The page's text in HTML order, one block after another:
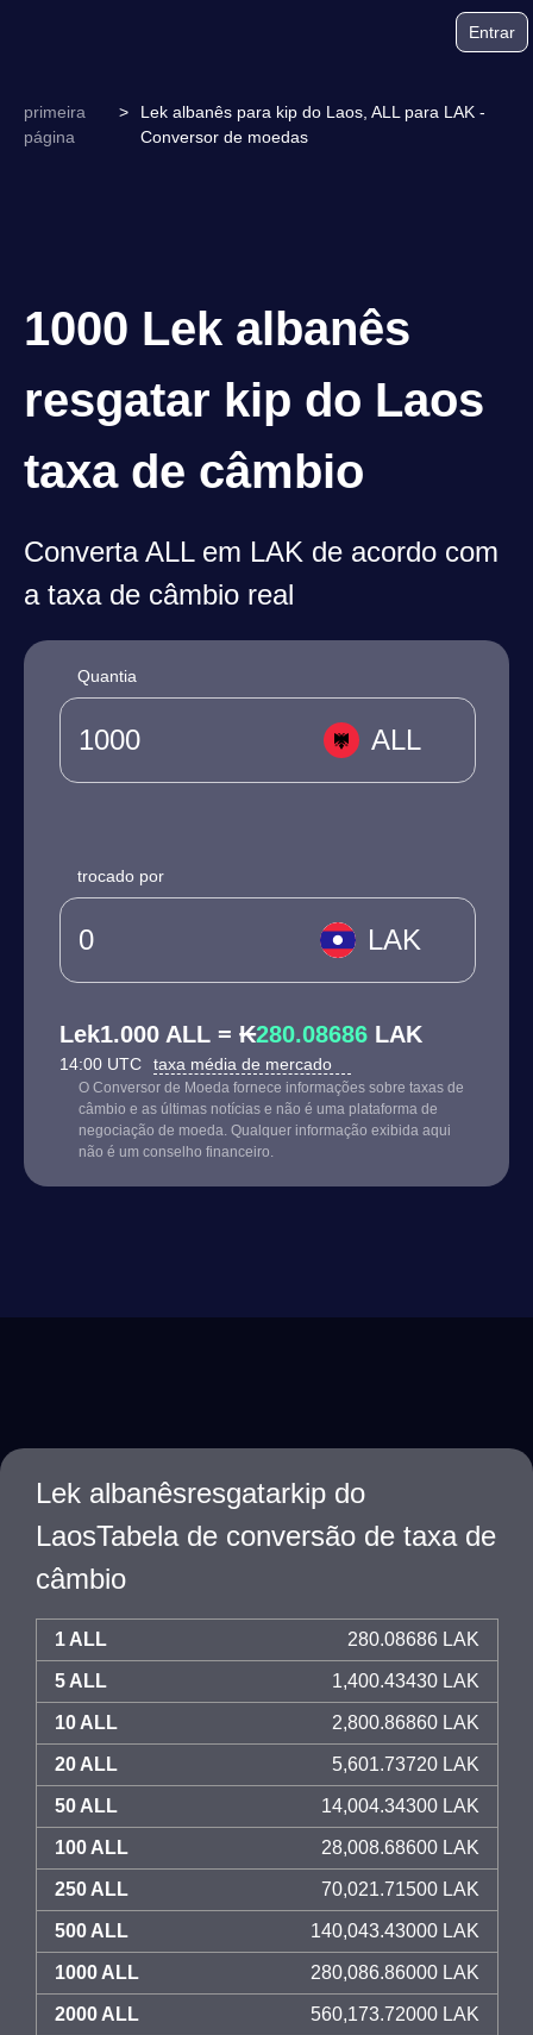
Entrar
primeira
página
>
Lek albanês para kip do Laos, ALL para LAK -
Conversor de moedas
1000 Lek albanês
resgatar kip do Laos
taxa de câmbio
Converta ALL em LAK de acordo com
a taxa de câmbio real
Quantia
ALL
trocado por
LAK
Lek1.000 ALL = ₭280.08686 LAK
14:00 UTC taxa média de mercado
O Conversor de Moeda fornece informações sobre taxas de
câmbio e as últimas notícias e não é uma plataforma de
negociação de moeda. Qualquer informação exibida aqui
não é um conselho financeiro.
Lek albanêsresgatarkip do
LaosTabela de conversão de taxa de
câmbio
1 ALL 280.08686 LAK
5 ALL 1,400.43430 LAK
10 ALL 2,800.86860 LAK
20 ALL 5,601.73720 LAK
50 ALL 14,004.34300 LAK
100 ALL 28,008.68600 LAK
250 ALL 70,021.71500 LAK
500 ALL 140,043.43000 LAK
1000 ALL 280,086.86000 LAK
2000 ALL 560,173.72000 LAK